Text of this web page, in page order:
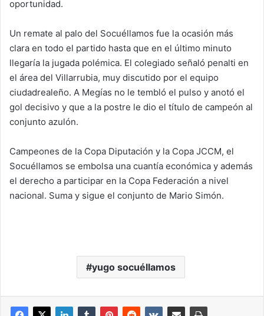
oportunidad.
Un remate al palo del Socuéllamos fue la ocasión más
clara en todo el partido hasta que en el último minuto
llegaría la jugada polémica. El colegiado señaló penalti en
el área del Villarrubia, muy discutido por el equipo
ciudadrealeño. A Megías no le tembló el pulso y anotó el
gol decisivo y que a la postre le dio el título de campeón al
conjunto azulón.
Campeones de la Copa Diputación y la Copa JCCM, el
Socuéllamos se embolsa una cuantía económica y además
el derecho a participar en la Copa Federación a nivel
nacional. Suma y sigue el conjunto de Mario Simón.
yugo socuéllamos